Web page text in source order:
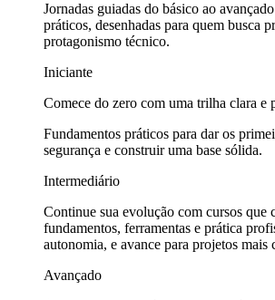
Jornadas guiadas do básico ao
práticos, desenhadas para quem busca
protagonismo técnico.
Iniciante
Comece do zero com uma trilha clara e
Fundamentos práticos para dar os
segurança e construir uma base sólida.
Intermediário
Continue sua evolução com cursos que
fundamentos, ferramentas e prática
autonomia, e avance para projetos mais
Avançado